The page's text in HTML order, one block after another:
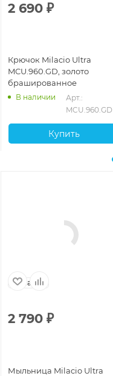
2 690 ₽
Крючок Milacio Ultra
MCU.960.GD, золото
брашированное
В наличии
Арт.:
MCU.960.GD
Купить
Испания
2 790 ₽
Мыльница Milacio Ultra